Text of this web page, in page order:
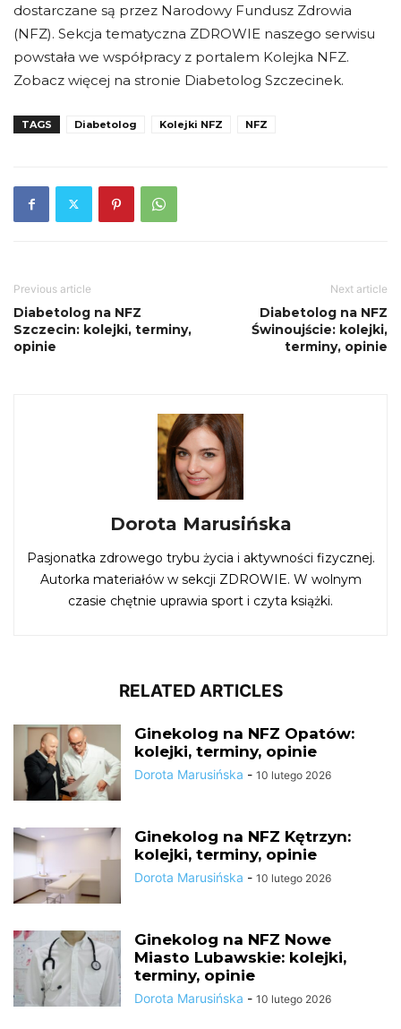
dostarczane są przez Narodowy Fundusz Zdrowia
(NFZ). Sekcja tematyczna ZDROWIE naszego serwisu
powstała we współpracy z portalem Kolejka NFZ.
Zobacz więcej na stronie Diabetolog Szczecinek.
TAGS Diabetolog Kolejki NFZ NFZ
Previous article
Diabetolog na NFZ
Szczecin: kolejki, terminy,
opinie
Next article
Diabetolog na NFZ
Świnoujście: kolejki,
terminy, opinie
Dorota Marusińska
Pasjonatka zdrowego trybu życia i aktywności fizycznej.
Autorka materiałów w sekcji ZDROWIE. W wolnym
czasie chętnie uprawia sport i czyta książki.
RELATED ARTICLES
Ginekolog na NFZ Opatów:
kolejki, terminy, opinie
Dorota Marusińska - 10 lutego 2026
Ginekolog na NFZ Kętrzyn:
kolejki, terminy, opinie
Dorota Marusińska - 10 lutego 2026
Ginekolog na NFZ Nowe
Miasto Lubawskie: kolejki,
terminy, opinie
Dorota Marusińska - 10 lutego 2026